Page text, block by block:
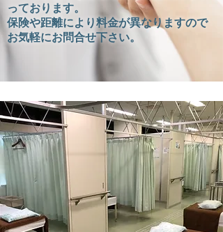
っております。
​保険や距離により料金が異なりますので
お気軽にお問合せ下さい。